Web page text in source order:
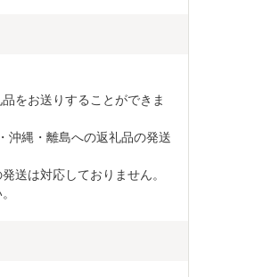
をお送りすることができま
沖縄・離島への返礼品の発送
送は対応しておりません。